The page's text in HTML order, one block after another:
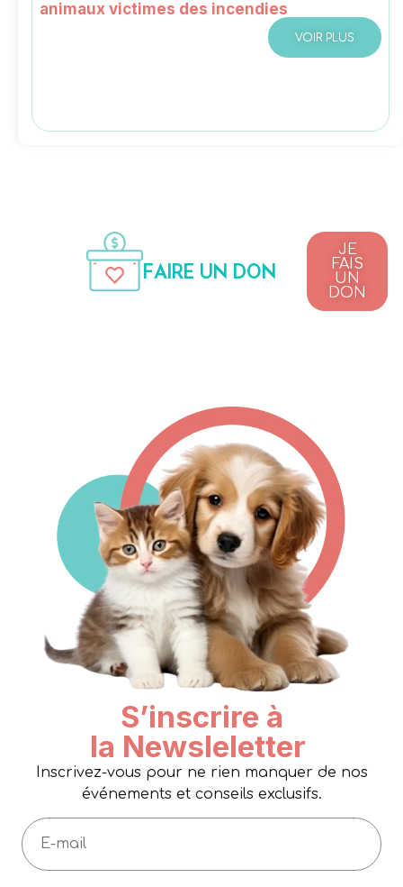
animaux victimes des incendies
VOIR PLUS
FAIRE UN DON
JE
FAIS
UN
DON
S’inscrire à
la Newsleletter
Inscrivez-vous pour ne rien manquer de nos
événements et conseils exclusifs.